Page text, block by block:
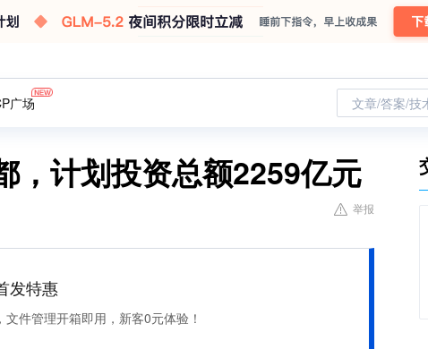
广场 文章/答案/技
，计划投资总额2259亿元
举报
发特惠
件管理开箱即用，新客0元体验！